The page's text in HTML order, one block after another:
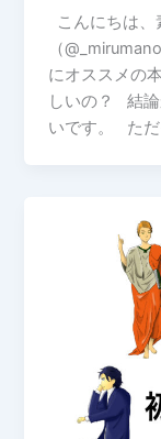
こんにちは、
（
にオススメの
しいの？ 結論
いです。 た